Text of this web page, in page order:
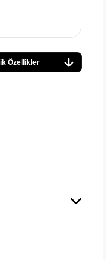
Özellikler